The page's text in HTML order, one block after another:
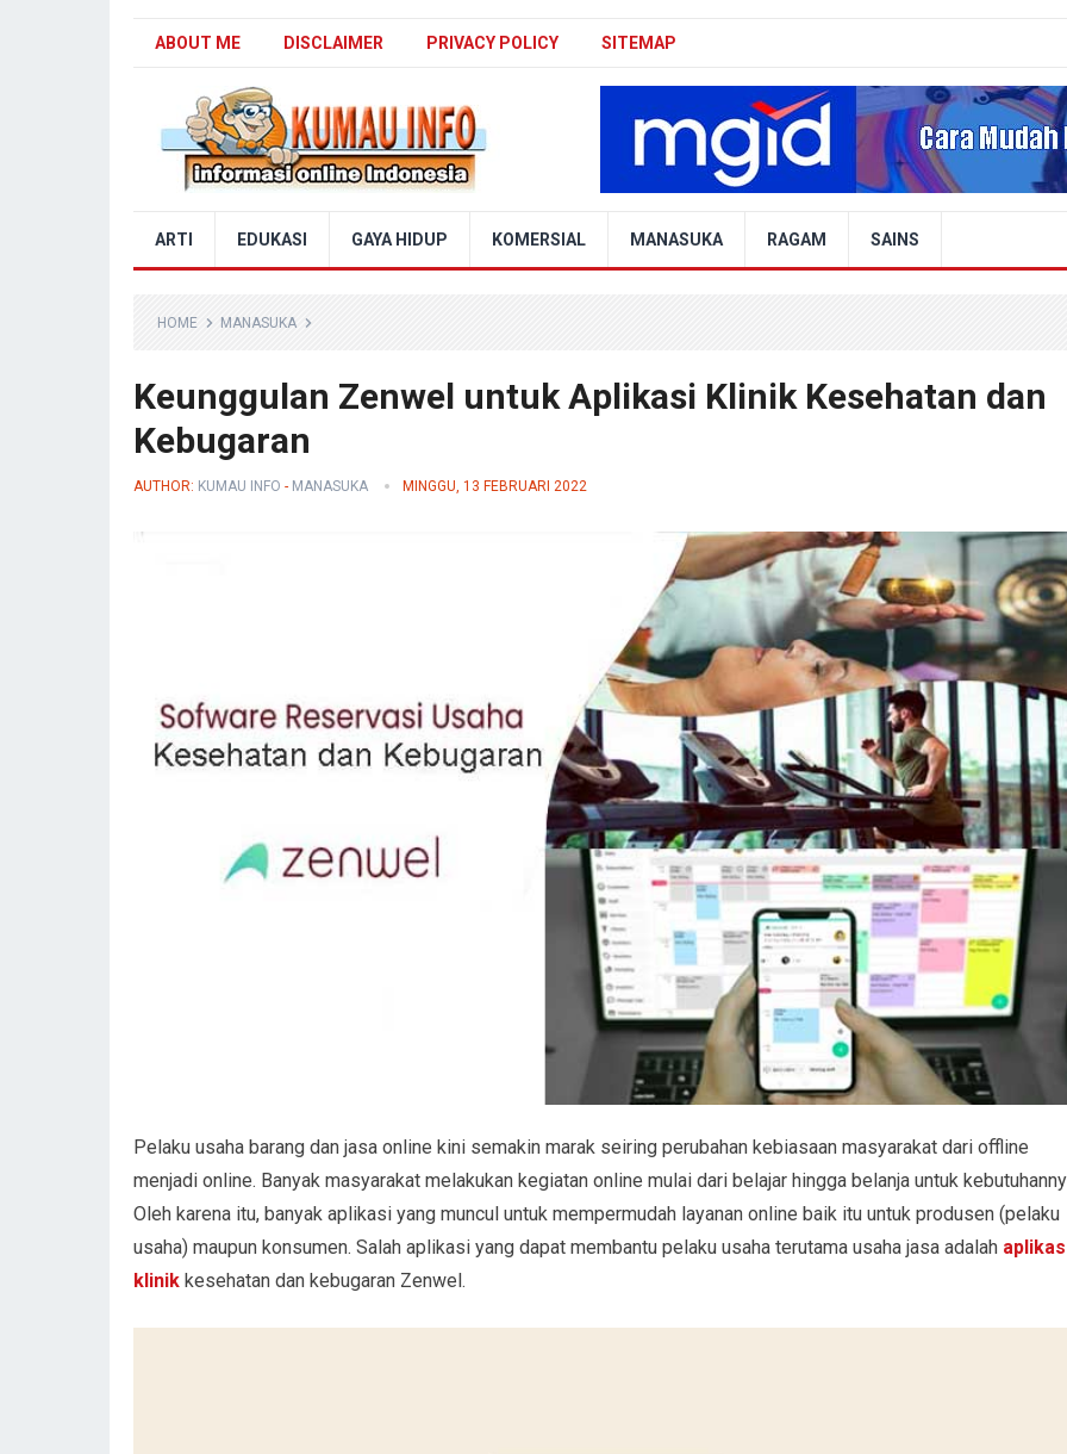
ABOUT ME DISCLAIMER PRIVACY POLICY SITEMAP
ARTI EDUKASI GAYA HIDUP KOMERSIAL MANASUKA RAGAM SAINS
HOME MANASUKA
Keunggulan Zenwel untuk Aplikasi Klinik Kesehatan dan
Kebugaran
AUTHOR: KUMAU INFO - MANASUKA MINGGU, 13 FEBRUARI 2022
Pelaku usaha barang dan jasa online kini semakin marak seiring perubahan kebiasaan masyarakat dari offline
menjadi online. Banyak masyarakat melakukan kegiatan online mulai dari belajar hingga belanja untuk
Oleh karena itu, banyak aplikasi yang muncul untuk mempermudah layanan online baik itu untuk produsen (pelaku
usaha) maupun konsumen. Salah aplikasi yang dapat membantu pelaku usaha terutama usaha jasa adalah
klinik kesehatan dan kebugaran Zenwel.